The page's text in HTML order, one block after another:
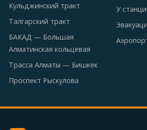
Кульджинский тракт
Талгарский тракт
БАКАД — Большая
Алматинская кольцевая
Трасса Алматы — Бишкек
Проспект Рыскулова
У